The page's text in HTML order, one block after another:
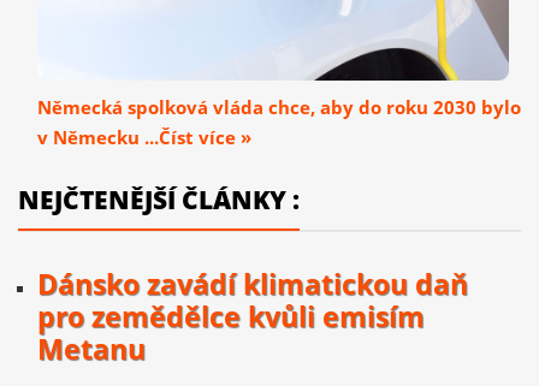
Německá spolková vláda chce, aby do roku 2030 bylo
v Německu ...Číst více »
NEJČTENĚJŠÍ ČLÁNKY :
Dánsko zavádí klimatickou daň
pro zemědělce kvůli emisím
Metanu